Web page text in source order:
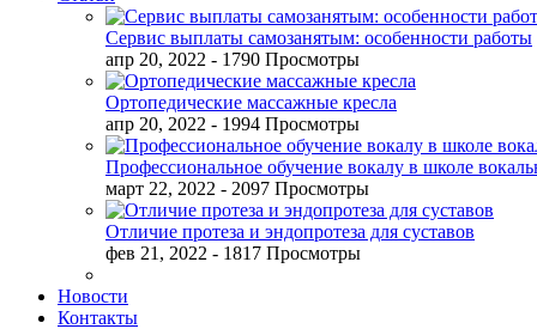
Сервис выплаты самозанятым: особенности работы
апр 20, 2022 - 1790 Просмотры
Ортопедические массажные кресла
апр 20, 2022 - 1994 Просмотры
Профессиональное обучение вокалу в школе
март 22, 2022 - 2097 Просмотры
Отличие протеза и эндопротеза для суставов
фев 21, 2022 - 1817 Просмотры
Новости
Контакты